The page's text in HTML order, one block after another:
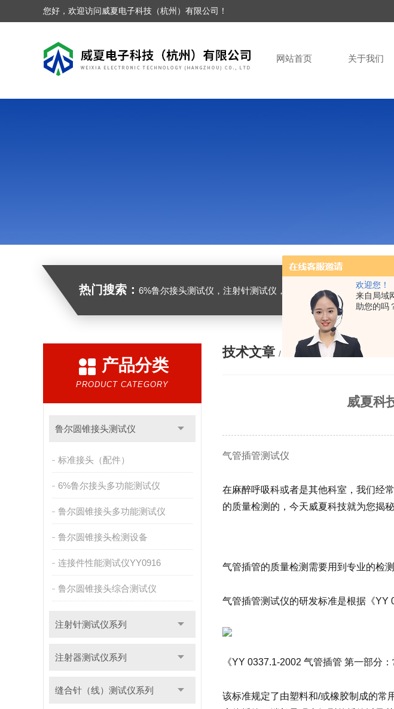
欢迎您！
来自局域
助您的吗
您好，欢迎访问威夏电子科技（杭州）有限公司！
网站首页 关于我们
热门搜索： 6%鲁尔接头测试仪，注射针测试仪，注射器测试仪，缝合针测试仪，缝合线测试仪，导管测试仪，输液器测试仪，刀片测试仪，预灌封注射
产品分类
PRODUCT CATEGORY
鲁尔圆锥接头测试仪
标准接头（配件）
6%鲁尔接头多功能测试仪
鲁尔圆锥接头多功能测试仪
鲁尔圆锥接头检测设备
连接件性能测试仪YY0916
鲁尔圆锥接头综合测试仪
注射针测试仪系列
注射器测试仪系列
缝合针（线）测试仪系列
技术文章 / ARTICLE
威夏科
气管插管测试仪
在麻醉呼吸科或者是其他科室，我们经
的质量检测的，今天威夏科技就为您揭
气管插管的质量检测需要用到专业的检
气管插管测试仪的研发标准是根据《YY
《YY 0337.1-2002 气管插管 第一部分
该标准规定了由塑料和/或橡胶制成的常